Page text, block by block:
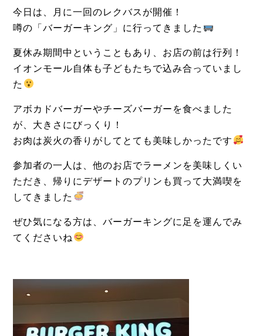
今日は、月に一回のレクバスが開催！
噂の「バーガーキング」に行ってきました
夏休み期間中ということもあり、お店の前は行列！
イオンモール自体も子どもたちで込み合っていまし
た
アボカドバーガーやチーズバーガーを食べました
が、大きさにびっくり！
お肉は炭火の香りがしてとても美味しかったです
参加者の一人は、他のお店でラーメンを美味しくい
ただき、帰りにデザートのプリンも買って大満喫を
してきました
ぜひ気になる方は、バーガーキングに足を運んでみ
てくださいね